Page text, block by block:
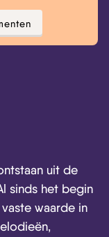
uit de
sinds het begin
waarde in